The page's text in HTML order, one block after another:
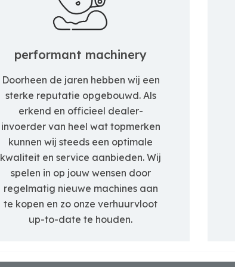
performant machinery
Doorheen de jaren hebben wij een
sterke reputatie opgebouwd. Als
erkend en officieel dealer-
invoerder van heel wat topmerken
kunnen wij steeds een optimale
kwaliteit en service aanbieden. Wij
spelen in op jouw wensen door
regelmatig nieuwe machines aan
te kopen en zo onze verhuurvloot
up-to-date te houden.